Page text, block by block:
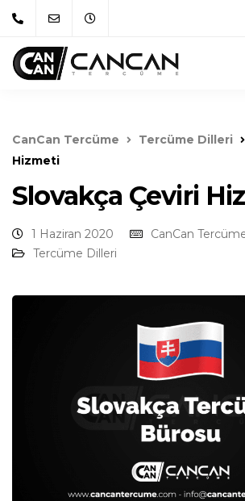
CanCan Tercüme Tercüme Dilleri
Hizmeti
Slovakça Çeviri
1 Haziran 2020
CanCan
Tercüme Dilleri